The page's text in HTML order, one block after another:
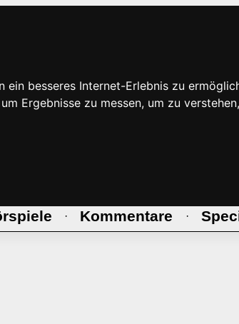
besseres Internet-Erlebnis zu
Ergebnisse zu messen, um zu
· Kommentare ·